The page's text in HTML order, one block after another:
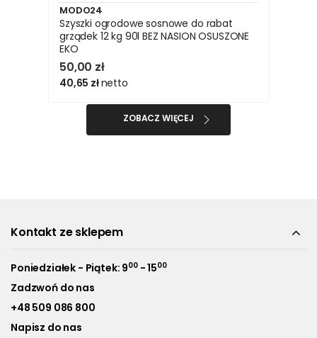
MODO24
Szyszki ogrodowe sosnowe do rabat
grządek 12 kg 90l BEZ NASION OSUSZONE
EKO
50,00 zł
40,65 złnetto
ZOBACZ WIĘCEJ
Kontakt ze sklepem
Poniedziałek - Piątek: 900- 1500
Zadzwoń do nas
+48 509 086 800
Napisz do nas